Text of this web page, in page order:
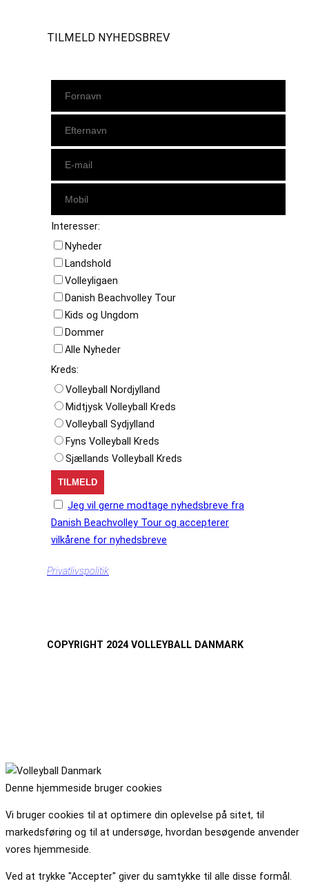
TILMELD NYHEDSBREV
Interesser:
Nyheder
Landshold
Volleyligaen
Danish Beachvolley Tour
Kids og Ungdom
Dommer
Alle Nyheder
Kreds:
Volleyball Nordjylland
Midtjysk Volleyball Kreds
Volleyball Sydjylland
Fyns Volleyball Kreds
Sjællands Volleyball Kreds
Jeg vil gerne modtage nyhedsbreve fra
Danish Beachvolley Tour og accepterer
vilkårene for nyhedsbreve
Privatlivspolitik
COPYRIGHT 2024 VOLLEYBALL DANMARK
Denne hjemmeside bruger cookies
Vi bruger cookies til at optimere din oplevelse på sitet, til
markedsføring og til at undersøge, hvordan besøgende anvender
vores hjemmeside.
Ved at trykke "Accepter" giver du samtykke til alle disse formål.